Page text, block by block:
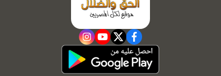
facebook
twitter
youtube
instagram